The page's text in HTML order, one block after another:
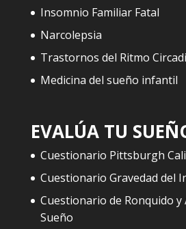
Insomnio Familiar Fatal
Narcolepsia
Trastornos del Ritmo
Medicina del sueño infantil
EVALÚA TU
Cuestionario Pittsburgh
Cuestionario Gravedad del
Cuestionario de Ronquido y
Sueño